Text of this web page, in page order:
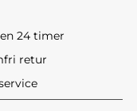
24 timer
retur